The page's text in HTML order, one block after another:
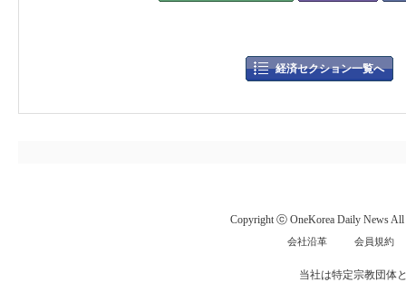
経済セクション一覧へ
Copyright ⓒ OneKorea Daily News All
会社沿革 会員規約
当社は特定宗教団体